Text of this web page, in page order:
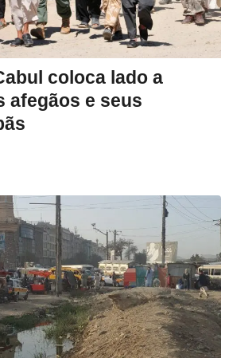
coloca lado a
afegãos e seus